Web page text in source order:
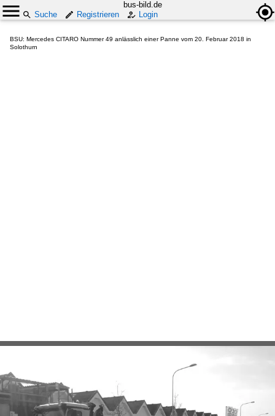
bus-bild.de
Suche
Registrieren Login
BSU: Mercedes CITARO Nummer 49 anlässlich einer Panne vom 20. Februar 2018 in
Solothurn